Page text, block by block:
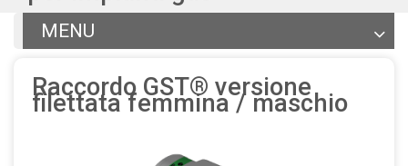
MENU
Documentazione
Torna alla scheda generale
Raccordo GST® versione
filettata femmina / maschio